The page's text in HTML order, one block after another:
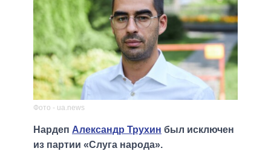
Фото - ua.news
Нардеп Александр Трухин был исключен
из партии «Слуга народа».